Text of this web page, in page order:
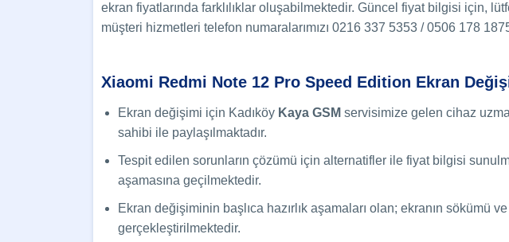
ekran fiyatlarında farklılıklar oluşabilmektedir. Güncel fiyat bilgisi için,
müşteri hizmetleri telefon numaralarımızı 0216 337 5353 / 0506 178
Xiaomi Redmi Note 12 Pro Speed Edition Ekran
Ekran değişimi için Kadıköy Kaya GSM servisimize gelen cihaz
sahibi ile paylaşılmaktadır.
Tespit edilen sorunların çözümü için alternatifler ile fiyat bilgisi
aşamasına geçilmektedir.
Ekran değişiminin başlıca hazırlık aşamaları olan; ekranın sökümü
gerçekleştirilmektedir.